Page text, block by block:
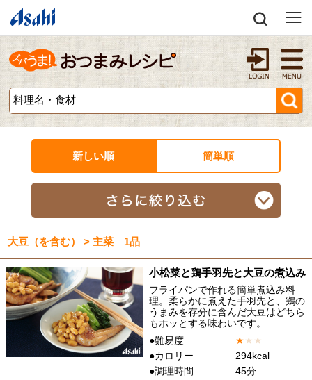
新しい順 簡単順
大豆（を含む） > 主菜 1品
小松菜と鶏手羽先と大豆の煮込み
フライパンで作れる簡単煮込み料
理。柔らかに煮えた手羽先と、鶏の
うまみを存分に含んだ大豆はどちら
もホッとする味わいです。
●難易度
★★ ★
●カロリー
294kcal
●調理時間
45分